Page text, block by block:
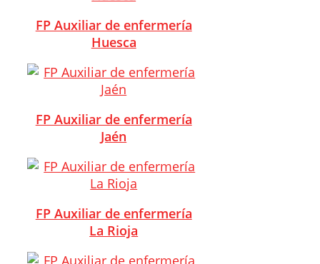
FP Auxiliar de enfermería
Huesca
FP Auxiliar de enfermería
Jaén
FP Auxiliar de enfermería
La Rioja